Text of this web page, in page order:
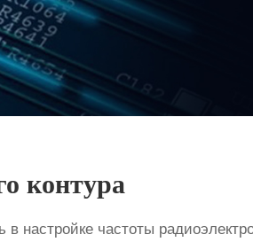
контура
в настройке частоты